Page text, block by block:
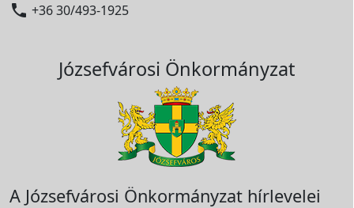
 +36 30/493-1925
Józsefvárosi Önkormányzat
A Józsefvárosi Önkormányzat hírlevelei